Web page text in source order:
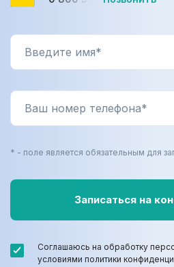
* - поле является обязательным для
Соглашаюсь на обработку
условиями политики